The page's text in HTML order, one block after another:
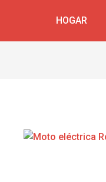
HOGAR